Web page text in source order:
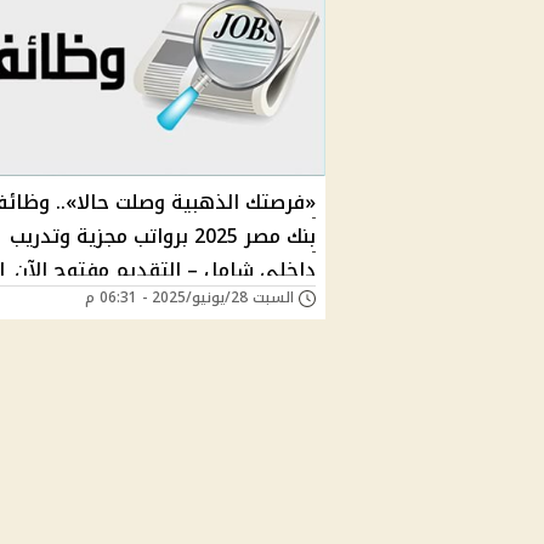
«فرصتك الذهبية وصلت حالا»..
بنك مصر 2025 برواتب مجزية وتدريب
داخلي شامل – التقديم مفتوح الآن
ماهي التخصصات المطلوبة؟
السبت 28/يونيو/2025 - 06:31 م